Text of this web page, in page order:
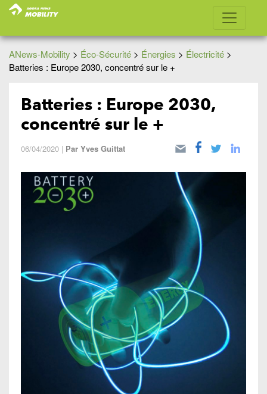
ANews-Mobility > Éco-Sécurité > Énergies > Électricité >
Batteries : Europe 2030, concentré sur le +
Batteries : Europe 2030,
concentré sur le +
06/04/2020 | Par Yves Guittat